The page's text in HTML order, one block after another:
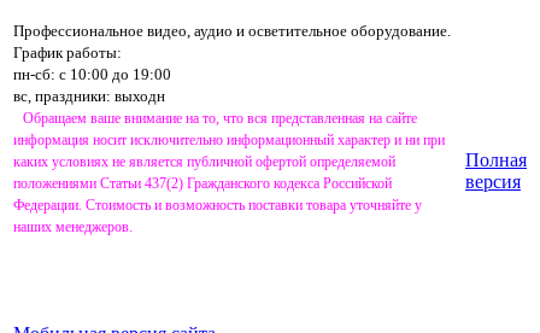
Профессиональное видео, аудио и осветительное оборудование.
График работы:
пн-сб: с 10:00 до 19:00
вс, праздники: выходн
Обращаем ваше внимание на то, что вся представленная на сайте
информация носит исключительно информационный характер и ни при
каких условиях не является публичной офертой определяемой
положениями Статьи 437(2) Гражданского кодекса Российской
Федерации. Стоимость и возможность поставки товара уточняйте у
наших менеджеров.
Полная
версия